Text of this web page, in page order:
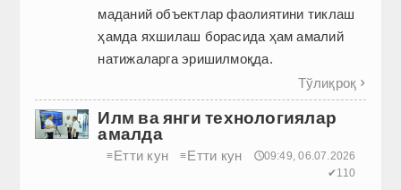
маданий объектлар фаолиятини тиклаш
ҳамда яхшилаш борасида ҳам амалий
натижаларга эришилмоқда.
Тўлиқроқ 
Илм ва янги технологиялар
амалда
≡Етти кун ≡Етти кун
🕔09:49, 06.07.2026
✔110